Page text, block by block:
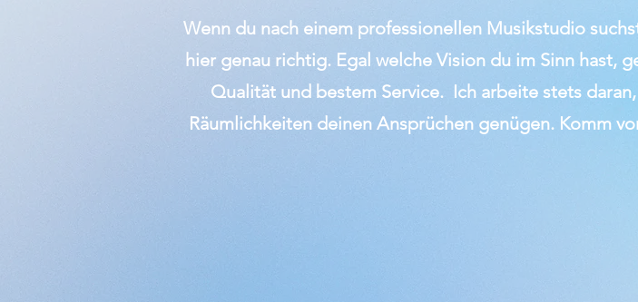
Wenn du nach einem professionellen Musikstudio
hier genau richtig. Egal welche Vision du im Sinn hast,
Qualität und bestem Service. Ich arbeite stets
Räumlichkeiten deinen Ansprüchen genügen. Komm